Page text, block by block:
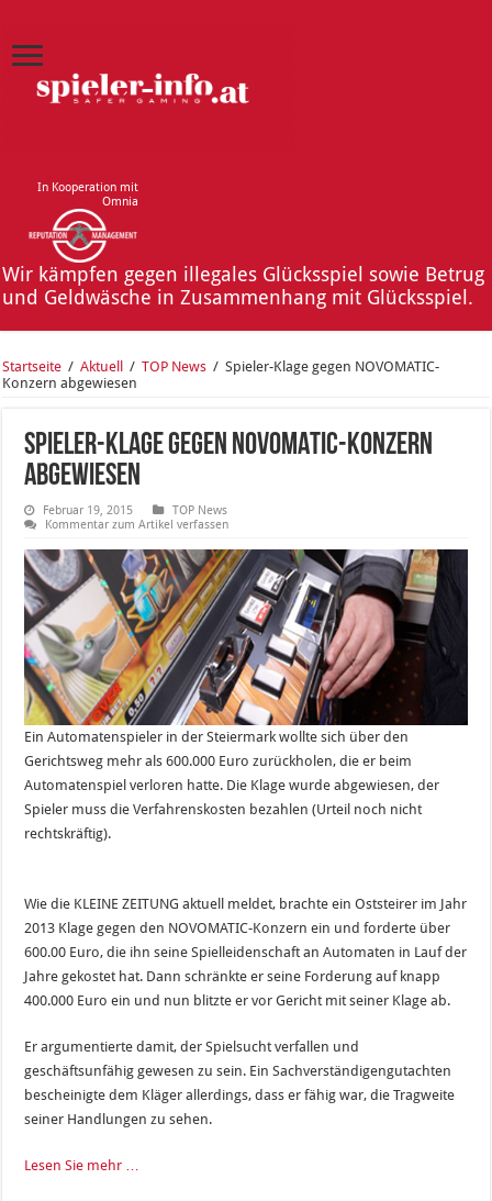
In Kooperation mit
Omnia
Wir kämpfen gegen illegales Glücksspiel sowie Betrug
und Geldwäsche in Zusammenhang mit Glücksspiel.
Startseite / Aktuell / TOP News / Spieler-Klage gegen NOVOMATIC-
Konzern abgewiesen
Spieler-Klage gegen NOVOMATIC-Konzern
abgewiesen
Februar 19, 2015
TOP News
Kommentar zum Artikel verfassen
Ein Automatenspieler in der Steiermark wollte sich über den
Gerichtsweg mehr als 600.000 Euro zurückholen, die er beim
Automatenspiel verloren hatte. Die Klage wurde abgewiesen, der
Spieler muss die Verfahrenskosten bezahlen (Urteil noch nicht
rechtskräftig).
Wie die KLEINE ZEITUNG aktuell meldet, brachte ein Oststeirer im Jahr
2013 Klage gegen den NOVOMATIC-Konzern ein und forderte über
600.00 Euro, die ihn seine Spielleidenschaft an Automaten in Lauf der
Jahre gekostet hat. Dann schränkte er seine Forderung auf knapp
400.000 Euro ein und nun blitzte er vor Gericht mit seiner Klage ab.
Er argumentierte damit, der Spielsucht verfallen und
geschäftsunfähig gewesen zu sein. Ein Sachverständigengutachten
bescheinigte dem Kläger allerdings, dass er fähig war, die Tragweite
seiner Handlungen zu sehen.
Lesen Sie mehr …